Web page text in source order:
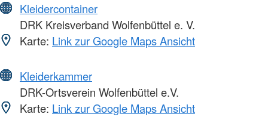
Kleidercontainer
DRK Kreisverband Wolfenbüttel e. V.
Karte: Link zur Google Maps Ansicht
Kleiderkammer
DRK-Ortsverein Wolfenbüttel e.V.
Karte: Link zur Google Maps Ansicht